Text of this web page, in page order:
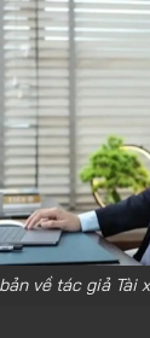
về tác giả Tài